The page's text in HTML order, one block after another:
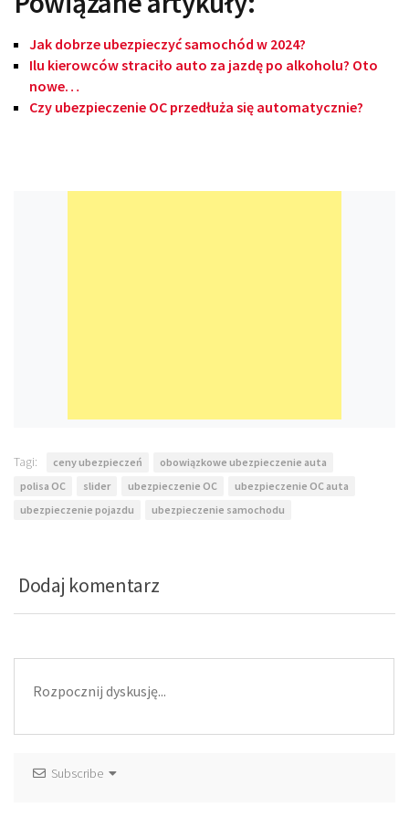
Jak dobrze ubezpieczyć samochód w 2024?
Ilu kierowców straciło auto za jazdę po alkoholu? Oto
nowe…
Czy ubezpieczenie OC przedłuża się automatycznie?
Tagi: ceny ubezpieczeń
obowiązkowe ubezpieczenie auta
polisa OC
slider ubezpieczenie OC
ubezpieczenie OC auta
ubezpieczenie pojazdu
ubezpieczenie samochodu
Dodaj komentarz
Subscribe